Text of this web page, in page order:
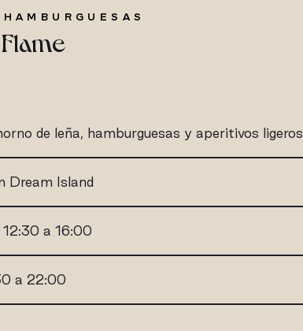
de leña, hamburguesas y aperitivos ligeros
Dream Island
a 16:00
a 22:00